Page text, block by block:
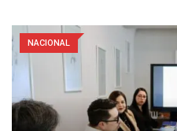
NACIONAL